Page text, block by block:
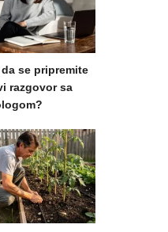
da se pripremite
razgovor sa